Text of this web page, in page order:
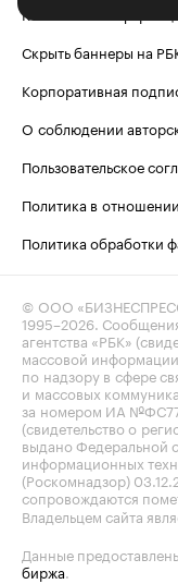
Контактная информация
Скрыть баннеры на
Корпоративная
О соблюдении
Пользовательское
Политика в
Политика обработки
© ООО
1995–2026 .
агентства «РБК»
массовой
по надзору в сфере
и массовых
за номером ИА
(свидетельство о
выдано Федеральной
информационных
(Роскомнадзор)
сопровождаются
Владельцем сайта
Данные
биржа